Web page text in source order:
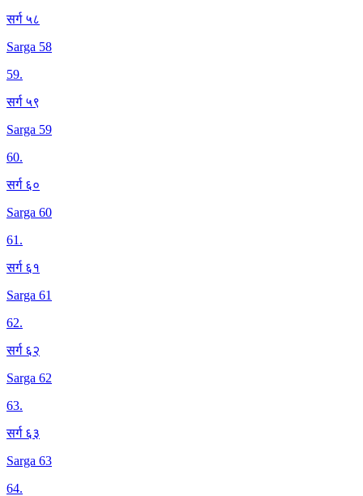
सर्ग ५८
Sarga 58
59.
सर्ग ५९
Sarga 59
60.
सर्ग ६०
Sarga 60
61.
सर्ग ६१
Sarga 61
62.
सर्ग ६२
Sarga 62
63.
सर्ग ६३
Sarga 63
64.